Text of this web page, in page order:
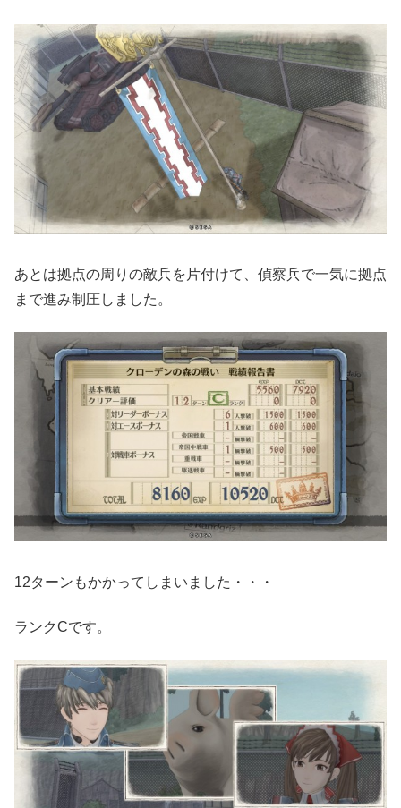
あとは拠点の周りの敵兵を片付けて、偵察兵で一気に拠点
まで進み制圧しました。
12ターンもかかってしまいました・・・
ランクCです。